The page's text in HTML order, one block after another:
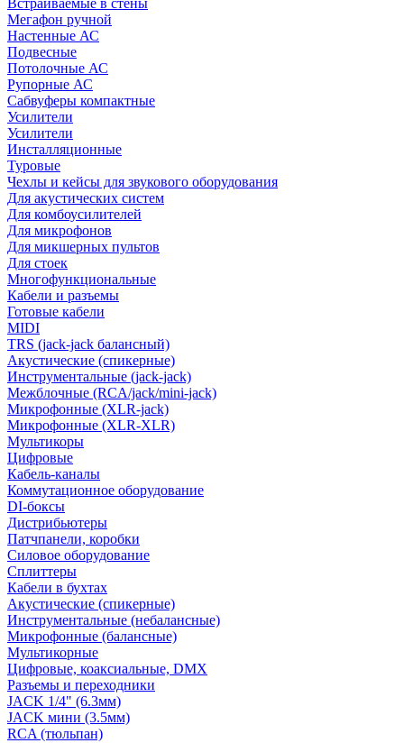
Встраиваемые в стены
Мегафон ручной
Настенные АС
Подвесные
Потолочные АС
Рупорные АС
Сабвуферы компактные
Усилители
Усилители
Инсталляционные
Туровые
Чехлы и кейсы для звукового оборудования
Для акустических систем
Для комбоусилителей
Для микрофонов
Для микшерных пультов
Для стоек
Многофункциональные
Кабели и разъемы
Готовые кабели
MIDI
TRS (jack-jack балансный)
Акустические (спикерные)
Инструментальные (jack-jack)
Межблочные (RCA/jack/mini-jack)
Микрофонные (XLR-jack)
Микрофонные (XLR-XLR)
Мультикоры
Цифровые
Кабель-каналы
Коммутационное оборудование
DI-боксы
Дистрибьютеры
Патчпанели, коробки
Силовое оборудование
Сплиттеры
Кабели в бухтах
Акустические (спикерные)
Инструментальные (небалансные)
Микрофонные (балансные)
Мультикорные
Цифровые, коаксиальные, DMX
Разъемы и переходники
JACK 1/4" (6.3мм)
JACK мини (3.5мм)
RCA (тюльпан)